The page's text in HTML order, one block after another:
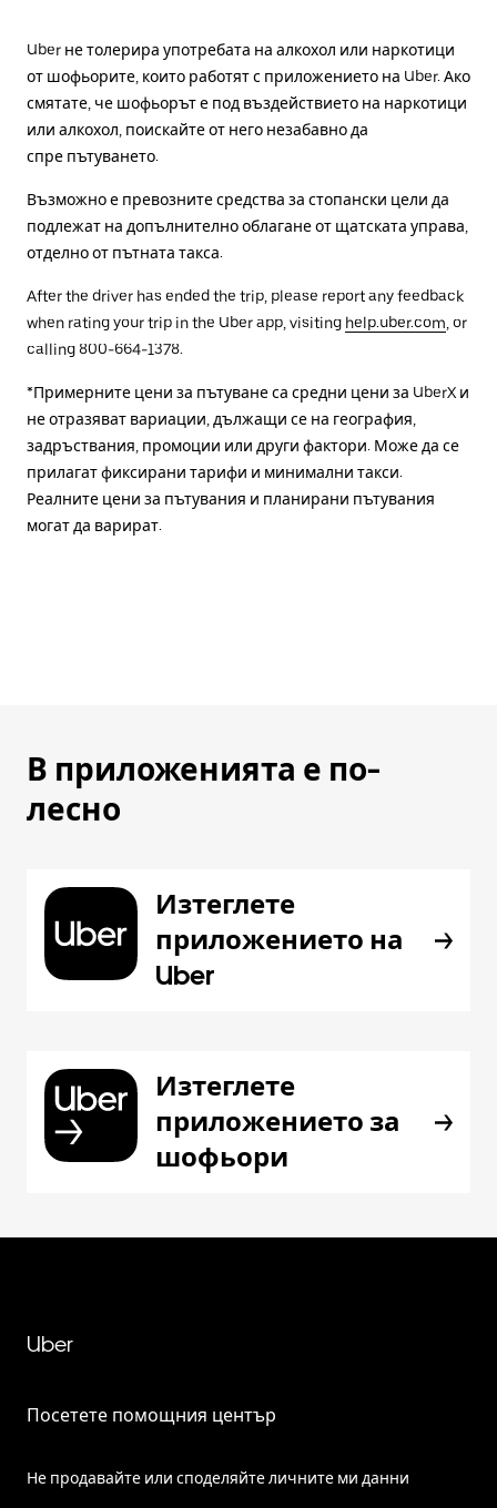
Uber не толерира употребата на алкохол или наркотици
от шофьорите, които работят с приложението на Uber. Ако
смятате, че шофьорът е под въздействието на наркотици
или алкохол, поискайте от него незабавно да
спре пътуването.
Възможно е превозните средства за стопански цели да
подлежат на допълнително облагане от щатската управа,
отделно от пътната такса.
After the driver has ended the trip, please report any feedback
when rating your trip in the Uber app, visiting help.uber.com , or
calling 800-664-1378.
*Примерните цени за пътуване са средни цени за UberX и
не отразяват вариации, дължащи се на география,
задръствания, промоции или други фактори. Може да се
прилагат фиксирани тарифи и минимални такси.
Реалните цени за пътувания и планирани пътувания
могат да варират.
В приложенията е по-
лесно
Изтеглете
приложението на
Uber
Изтеглете
приложението за
шофьори
Uber
Посетете помощния център
Не продавайте или споделяйте личните ми данни